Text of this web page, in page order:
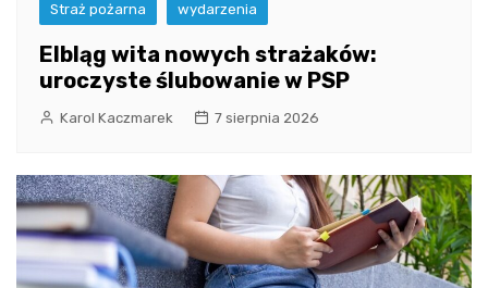
Straż pożarna wydarzenia
Elbląg wita nowych strażaków:
uroczyste ślubowanie w PSP
Karol Kaczmarek 7 sierpnia 2026